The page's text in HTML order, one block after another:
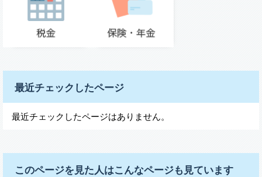
最近チェックしたページ
最近チェックしたページはありません。
このページを見た人はこんなページも見ています